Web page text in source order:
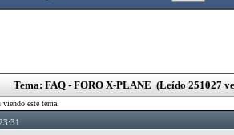
Tema: FAQ - FORO X-PLANE (Leído 251027
este tema.